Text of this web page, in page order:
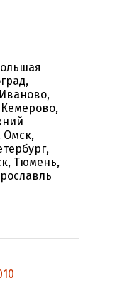
Кемерово,
Омск,
Тюмень,